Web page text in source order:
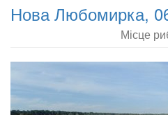
Нова Любомирка,
Місце